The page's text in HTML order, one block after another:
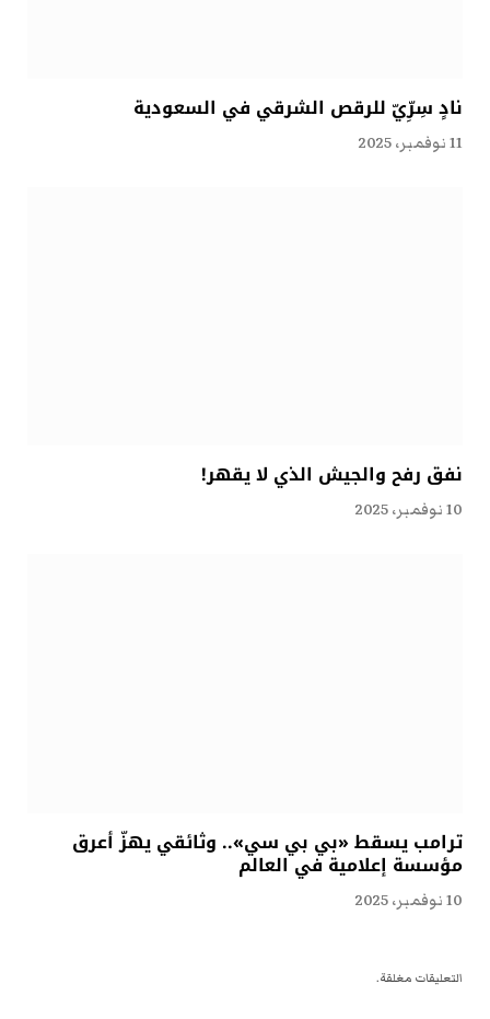
نادٍ سِرِّيّ للرقص الشرقي في السعودية
11 نوفمبر، 2025
نفق رفح والجيش الذي لا يقهر!
10 نوفمبر، 2025
ترامب يسقط «بي بي سي».. وثائقي يهزّ أعرق
مؤسسة إعلامية في العالم
10 نوفمبر، 2025
التعليقات مغلقة.